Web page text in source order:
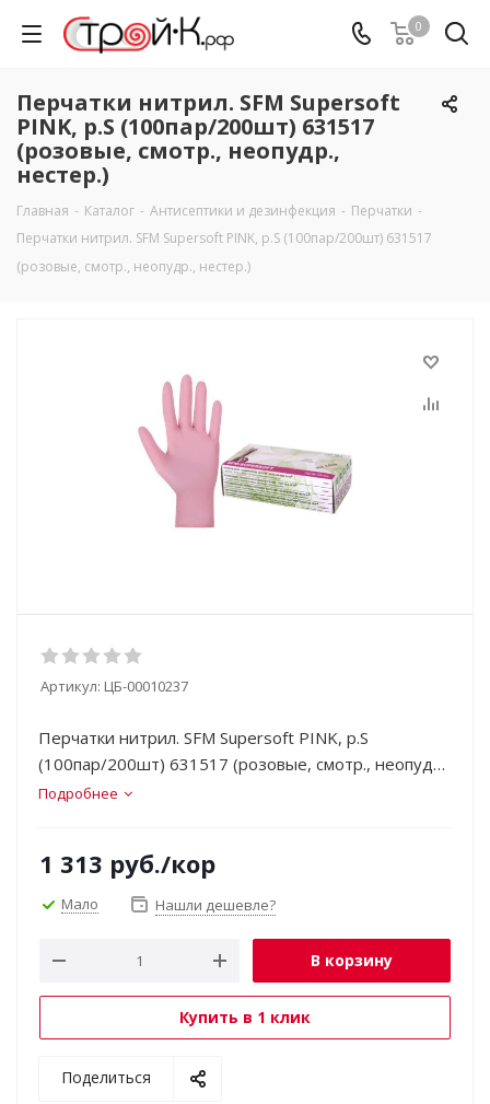
0
Перчатки нитрил. SFM Supersoft
PINK, р.S (100пар/200шт) 631517
(розовые, смотр., неопудр.,
нестер.)
Главная - Каталог - Антисептики и дезинфекция - Перчатки -
Перчатки нитрил. SFM Supersoft PINK, р.S (100пар/200шт) 631517
(розовые, смотр., неопудр., нестер.)
Артикул: ЦБ-00010237
Перчатки нитрил. SFM Supersoft PINK, р.S
(100пар/200шт) 631517 (розовые, смотр., неопудр.,
нестер.)
Подробнее
1 313 руб./кор
Мало Нашли дешевле?
В корзину
Купить в 1 клик
Поделиться